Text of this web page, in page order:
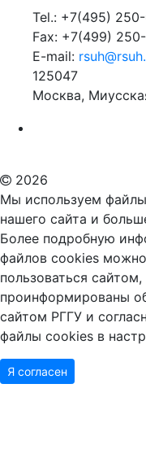
Tel.: +7(495) 250-
Fax: +7(499)
E-mail:
125047
Москва,
2026
Мы используем
нашего сайта и
Более подробную
файлов cookies
пользоваться
проинформированы
сайтом РГГУ и
файлы cookies в
Я согласен